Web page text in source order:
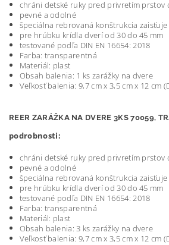
chráni detské ruky pred privretím prstov
pevné a odolné
špeciálna rebrovaná konštrukcia
pre hrúbku krídla dverí od 30 do 45 mm
testované podľa DIN EN 16654: 2018
Farba: transparentná
Materiál: plast
Obsah balenia: 1 ks zarážky na dvere
Veľkosť balenia: 9,7 cm x 3,5 cm x 12 cm
REER ZARÁŽKA NA DVERE 3KS 70059,
podrobnosti:
chráni detské ruky pred privretím prstov
pevné a odolné
špeciálna rebrovaná konštrukcia
pre hrúbku krídla dverí od 30 do 45 mm
testované podľa DIN EN 16654: 2018
Farba: transparentná
Materiál: plast
Obsah balenia: 3 ks zarážky na dvere
Veľkosť balenia: 9,7 cm x 3,5 cm x 12 cm